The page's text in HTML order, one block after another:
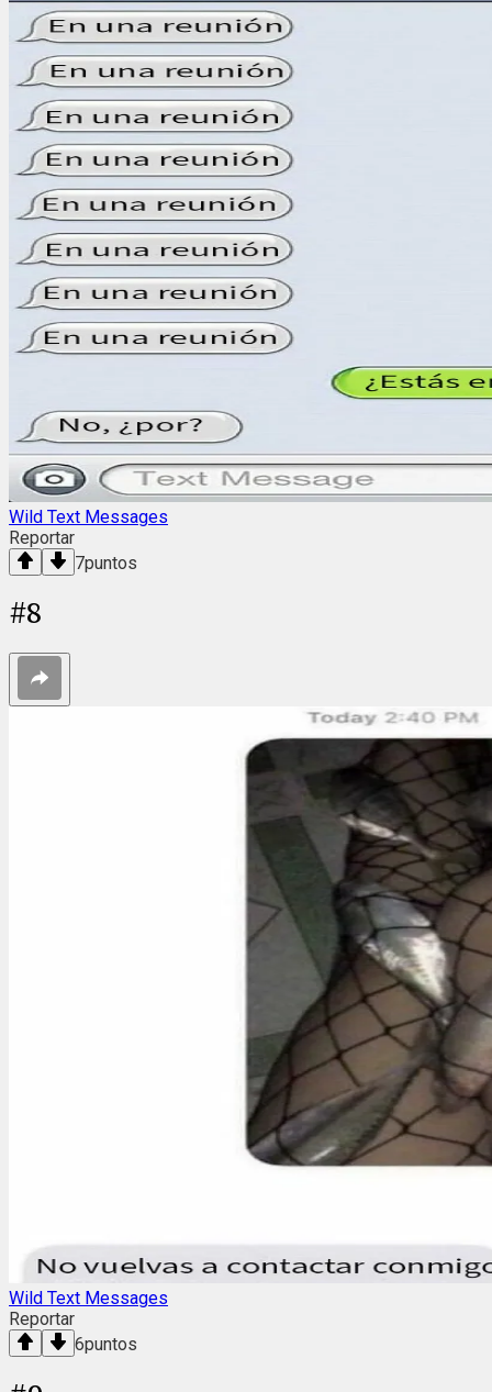
Wild Text Messages
Reportar
7puntos
#8
Wild Text Messages
Reportar
6puntos